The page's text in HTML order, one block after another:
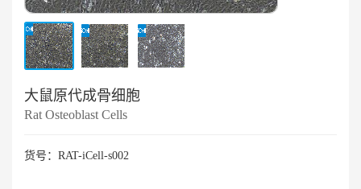
大鼠原代成骨细胞
Rat Osteoblast Cells
货号：RAT-iCell-s002